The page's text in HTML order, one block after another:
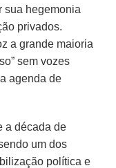
sua hegemonia
privados.
a grande maioria
sem vozes
agenda de
a década de
um dos
política e